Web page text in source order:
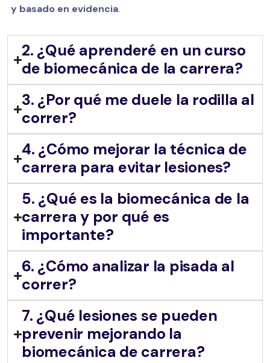
y basado en evidencia.
2. ¿Qué aprenderé en un curso
de biomecánica de la carrera?
3. ¿Por qué me duele la rodilla al
correr?
4. ¿Cómo mejorar la técnica de
carrera para evitar lesiones?
5. ¿Qué es la biomecánica de la
carrera y por qué es
importante?
6. ¿Cómo analizar la pisada al
correr?
7. ¿Qué lesiones se pueden
prevenir mejorando la
biomecánica de carrera?